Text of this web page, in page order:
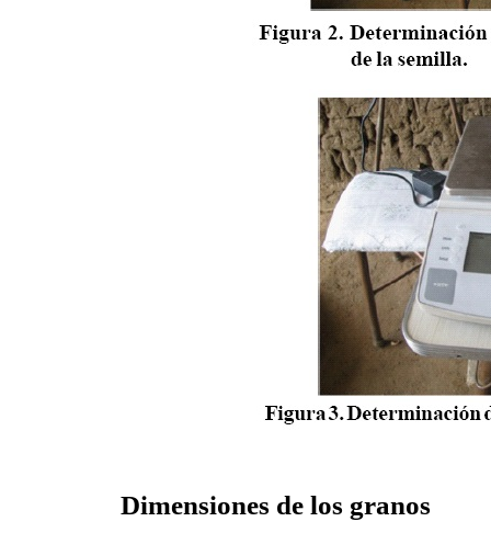
Dimensiones de los granos